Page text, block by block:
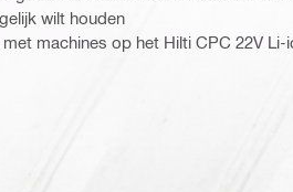
wilt houden
machines op het Hilti CPC 22V Li-